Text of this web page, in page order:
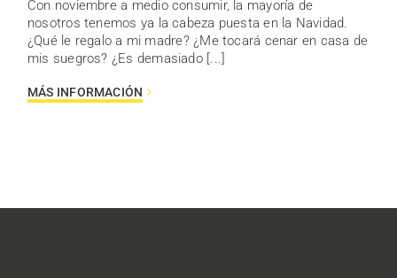
Con noviembre a medio consumir, la mayoría de
nosotros tenemos ya la cabeza puesta en la Navidad.
¿Qué le regalo a mi madre? ¿Me tocará cenar en casa de
mis suegros? ¿Es demasiado [...]
MÁS INFORMACIÓN